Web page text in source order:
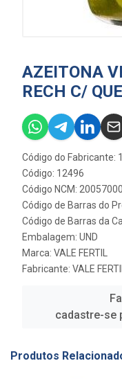
AZEITONA
RECH C/
Código do Fabricante:
Código: 12496
Código NCM: 20057000
Código de Barras do
Código de Barras da
Embalagem: UND
Marca: VALE FERTIL
Fabricante: VALE
cadastre-se
Produtos